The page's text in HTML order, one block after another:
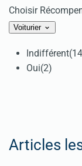
Choisir
Voiturier
Indifférent
Oui(2)
Articles